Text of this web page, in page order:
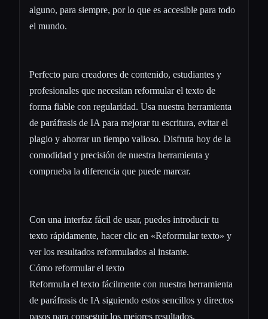
alguno, para siempre, por lo que es accesible para todo
el mundo.
Perfecto para creadores de contenido, estudiantes y
profesionales que necesitan reformular el texto de
forma fiable con regularidad. Usa nuestra herramienta
de paráfrasis de IA para mejorar tu escritura, evitar el
plagio y ahorrar un tiempo valioso. Disfruta hoy de la
comodidad y precisión de nuestra herramienta y
comprueba la diferencia que puede marcar.
Con una interfaz fácil de usar, puedes introducir tu
texto rápidamente, hacer clic en «Reformular texto» y
ver los resultados reformulados al instante.
Cómo reformular el texto
Reformula el texto fácilmente con nuestra herramienta
de paráfrasis de IA siguiendo estos sencillos y directos
pasos para conseguir los mejores resultados.